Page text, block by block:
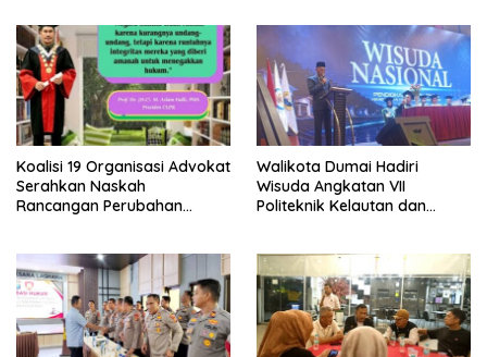
Bersama Kota Dumai
Koalisi 19 Organisasi Advokat
Serahkan Naskah
Rancangan Perubahan
RI
Walikota Dumai Hadiri
Wisuda Angkatan VII
Politeknik Kelautan dan